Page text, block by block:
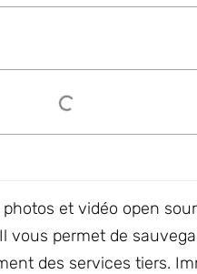
et vidéo open
permet de
des services tiers.